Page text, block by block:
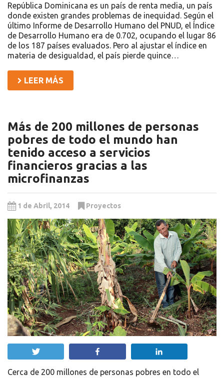
República Dominicana es un país de renta media, un país
donde existen grandes problemas de inequidad. Según el
último Informe de Desarrollo Humano del PNUD, el Índice
de Desarrollo Humano era de 0.702, ocupando el lugar 86
de los 187 países evaluados. Pero al ajustar el índice en
materia de desigualdad, el país pierde quince…
LEER MÁS
Más de 200 millones de personas
pobres de todo el mundo han
tenido acceso a servicios
financieros gracias a las
microfinanzas
1 de Abril, 2014 Proyectos
Cerca de 200 millones de personas pobres en todo el